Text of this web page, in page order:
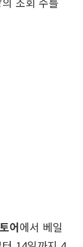
어에서 베일